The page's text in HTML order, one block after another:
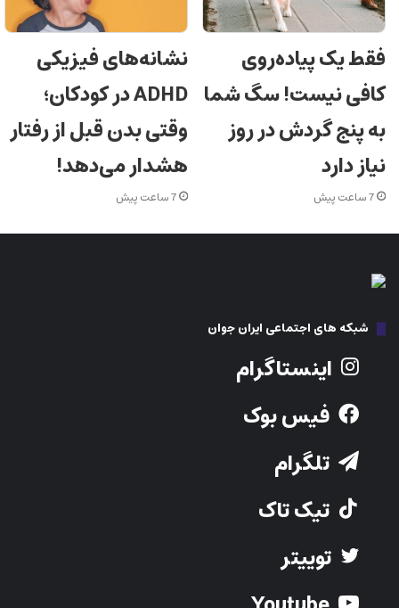
فقط یک پیاده‌روی
کافی نیست! سگ شما
به پنج گردش در روز
نیاز دارد
7 ساعت پیش
نشانه‌های فیزیکی
ADHD در کودکان؛
وقتی بدن قبل از رفتار
هشدار می‌دهد!
7 ساعت پیش
شبکه های اجتماعی ایران جوان
اینستاگرام
فیس بوک
تلگرام
تیک تاک
توییتر